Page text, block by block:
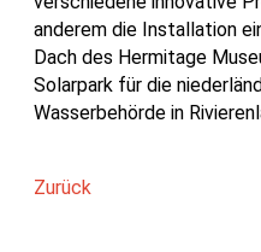
anderem die Installation
Dach des Hermitage
Solarpark für die
Wasserbehörde in
Zurück